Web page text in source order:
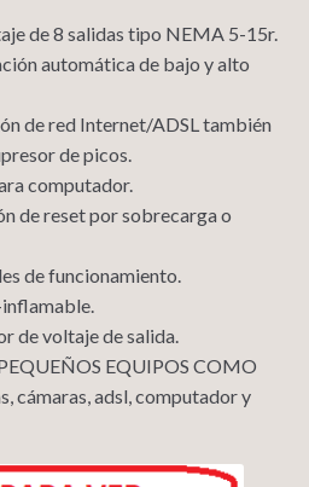
de 8 salidas tipo NEMA 5-15r.
automática de bajo y alto
de red Internet/ADSL también
de picos.
computador.
de reset por sobrecarga o
de funcionamiento.
de voltaje de salida.
EQUIPOS COMO
cámaras, adsl, computador y